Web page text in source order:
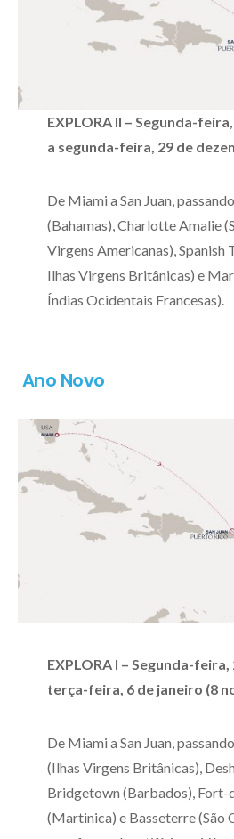
EXPLORA II – Segunda-
a segunda-feira, 29 de
De Miami a San Juan,
(Bahamas), Charlotte Amalie
Virgens Americanas), Spanish
Ilhas Virgens Britânicas) e
Índias Ocidentais Francesas).
Ano Novo
EXPLORA I – Segunda-
terça-feira, 6 de janeiro (8
De Miami a San Juan,
(Ilhas Virgens Britânicas),
Bridgetown (Barbados), Fort-
(Martinica) e Basseterre (São